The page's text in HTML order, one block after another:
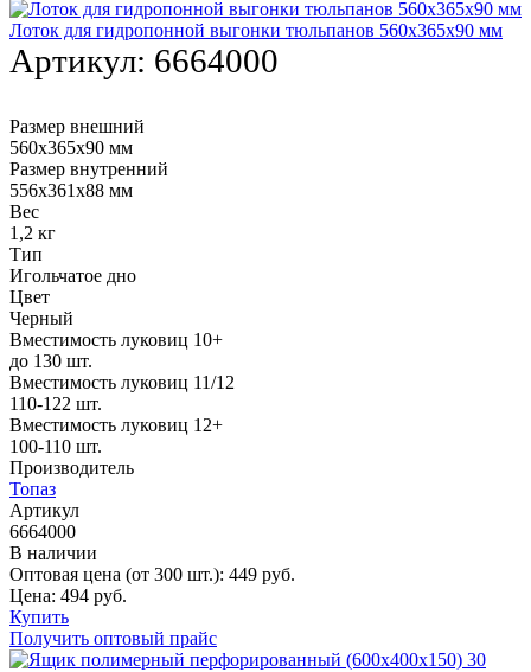
Лоток для гидропонной выгонки тюльпанов 560х365х90 мм
Артикул: 6664000
Размер внешний
560х365х90 мм
Размер внутренний
556х361х88 мм
Вес
1,2 кг
Тип
Игольчатое дно
Цвет
Черный
Вместимость луковиц 10+
до 130 шт.
Вместимость луковиц 11/12
110-122 шт.
Вместимость луковиц 12+
100-110 шт.
Производитель
Топаз
Артикул
6664000
В наличии
Оптовая цена (от 300 шт.): 449 руб.
Цена: 494 руб.
Купить
Получить оптовый прайс